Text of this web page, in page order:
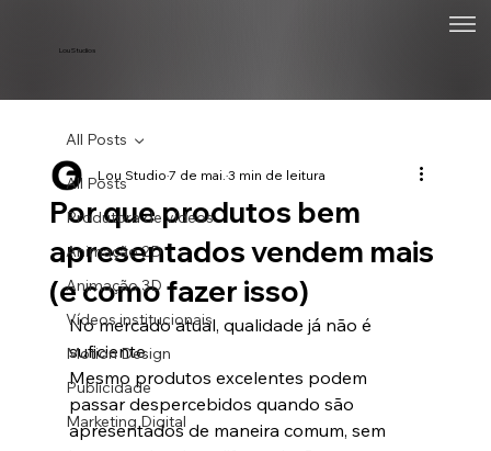
Lou Studios
All Posts
Produtora de vídeos
Animação 2D
Animação 3D
Vídeos institucionais
Motion Design
Publicidade
Marketing Digital
All Posts
Por que produtos bem
apresentados vendem mais
(e como fazer isso)
Lou Studio7 de mai.3 min de leitura
No mercado atual, qualidade já não é
suficiente.
Mesmo produtos excelentes podem
passar despercebidos quando são
apresentados de maneira comum, sem